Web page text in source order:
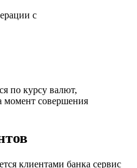
с
по курсу валют,
момент совершения
клиентами банка сервис